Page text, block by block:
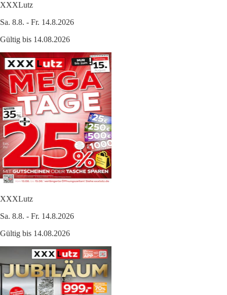
XXXLutz
Sa. 8.8. - Fr. 14.8.2026
Gültig bis 14.08.2026
XXXLutz
Sa. 8.8. - Fr. 14.8.2026
Gültig bis 14.08.2026